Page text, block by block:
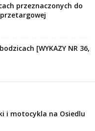
przeznaczonych do
[WYKAZY NR 36,
i motocykla na Osiedlu